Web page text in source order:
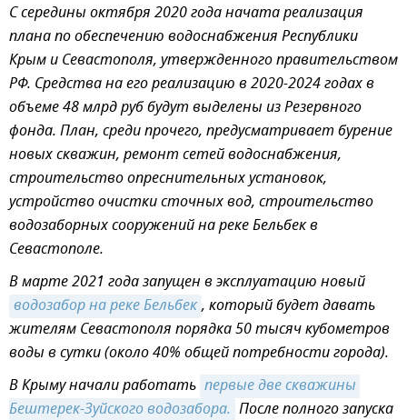
С середины октября 2020 года начата реализация
плана по обеспечению водоснабжения Республики
Крым и Севастополя, утвержденного правительством
РФ. Средства на его реализацию в 2020-2024 годах в
объеме 48 млрд руб будут выделены из Резервного
фонда. План, среди прочего, предусматривает бурение
новых скважин, ремонт сетей водоснабжения,
строительство опреснительных установок,
устройство очистки сточных вод, строительство
водозаборных сооружений на реке Бельбек в
Севастополе.
В марте 2021 года запущен в эксплуатацию новый
водозабор на реке Бельбек, который будет давать
жителям Севастополя порядка 50 тысяч кубометров
воды в сутки (около 40% общей потребности города).
В Крыму начали работать первые две скважины
Бештерек-Зуйского водозабора. После полного запуска